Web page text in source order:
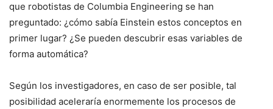
que robotistas de Columbia Engineering se han
preguntado: ¿cómo sabía Einstein estos conceptos en
primer lugar? ¿Se pueden descubrir esas variables de
forma automática?
Según los investigadores, en caso de ser posible, tal
posibilidad aceleraría enormemente los procesos de